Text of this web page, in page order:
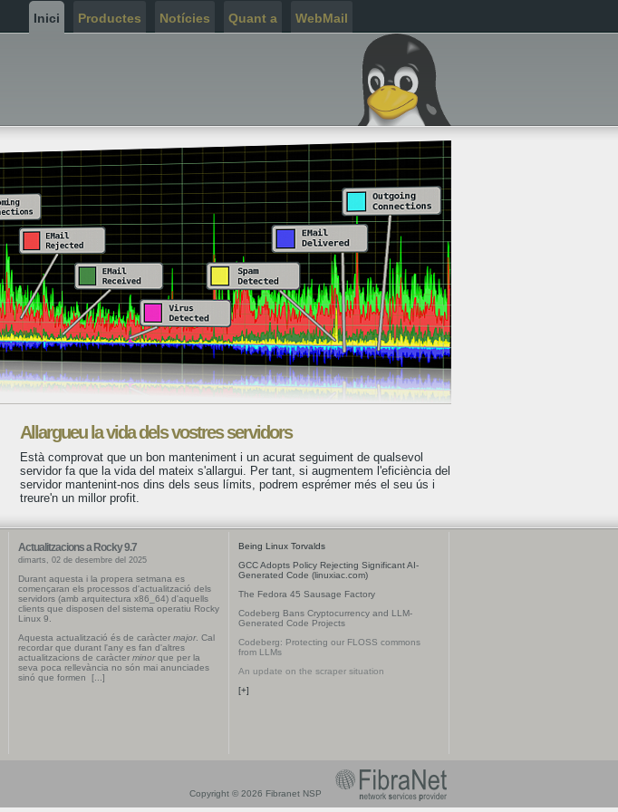
Inici Productes Notícies Quant a WebMail
Allargueu la vida dels vostres servidors
Està comprovat que un bon manteniment i un acurat seguiment de qualsevol
servidor fa que la vida del mateix s'allargui. Per tant, si augmentem l'eficiència del
servidor mantenint-nos dins dels seus límits, podrem esprémer més el seu ús i
treure'n un millor profit.
Actualitzacions a Rocky 9.7
dimarts, 02 de desembre del 2025
Durant aquesta i la propera setmana es
començaran els processos d'actualització dels
servidors (amb arquitectura x86_64) d'aquells
clients que disposen del sistema operatiu Rocky
Linux 9.
Aquesta actualització és de caràcter major. Cal
recordar que durant l'any es fan d'altres
actualitzacions de caràcter minorque per la
seva poca rellevància no són mai anunciades
sinó que formen [...]
Being Linux Torvalds
GCC Adopts Policy Rejecting Significant AI-
Generated Code (linuxiac.com)
The Fedora 45 Sausage Factory
Codeberg Bans Cryptocurrency and LLM-
Generated Code Projects
Codeberg: Protecting our FLOSS commons
from LLMs
An update on the scraper situation
[+]
Copyright © 2026 Fibranet NSP